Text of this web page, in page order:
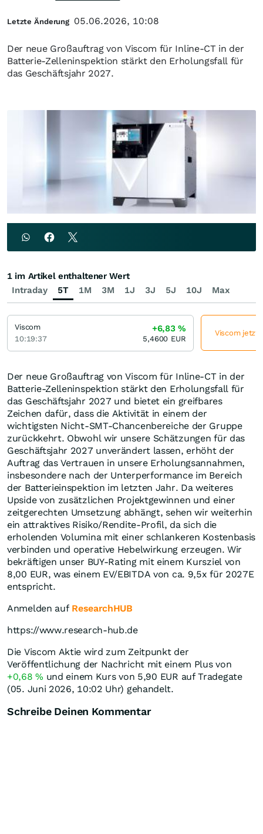
Der neue Großauftrag von Viscom für Inline-CT in der
Batterie-Zelleninspektion stärkt den Erholungsfall für
das Geschäftsjahr 2027.
Der neue Großauftrag von Viscom für Inline-CT in der
Batterie-Zelleninspektion stärkt den Erholungsfall für
das Geschäftsjahr 2027 und bietet ein greifbares
Zeichen dafür, dass die Aktivität in einem der
wichtigsten Nicht-SMT-Chancenbereiche der Gruppe
zurückkehrt. Obwohl wir unsere Schätzungen für das
Geschäftsjahr 2027 unverändert lassen, erhöht der
Auftrag das Vertrauen in unsere Erholungsannahmen,
insbesondere nach der Unterperformance im Bereich
der Batterieinspektion im letzten Jahr. Da weiteres
Upside von zusätzlichen Projektgewinnen und einer
zeitgerechten Umsetzung abhängt, sehen wir weiterhin
ein attraktives Risiko/Rendite-Profil, da sich die
erholenden Volumina mit einer schlankeren Kostenbasis
verbinden und operative Hebelwirkung erzeugen. Wir
bekräftigen unser BUY-Rating mit einem Kursziel von
8,00 EUR, was einem EV/EBITDA von ca. 9,5x für 2027E
entspricht.
Anmelden auf ResearchHUB
https://www.research-hub.de
Die Viscom Aktie wird zum Zeitpunkt der
Veröffentlichung der Nachricht mit einem Plus von
+0,68% und einem Kurs von 5,90 EUR auf Tradegate
(05. Juni 2026, 10:02 Uhr) gehandelt.
Schreibe Deinen Kommentar
Letzte Änderung 05.06.2026, 10:08
Intraday 5T 1M 3M 1J 3J 5J 10J Max
1 im Artikel enthaltener Wert
Viscom
10:19:37
+6,83%
5,4600 EUR
Viscom jetzt